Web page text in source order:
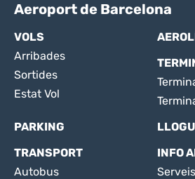
Aeroport de Barcelona
VOLS
Arribades
Sortides
Estat Vol
PARKING
TRANSPORT
Autobus
INFO
Serveis